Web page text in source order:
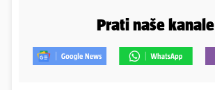
Prati naše kanale